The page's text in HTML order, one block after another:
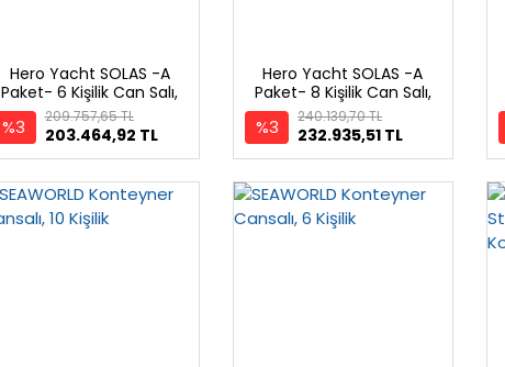
Hero Yacht SOLAS -A
Paket- 6 Kişilik Can Salı,
Konteyner
%3 203.464,92 TL
209.757,65 TL
Hero Yacht SOLAS -A
Paket- 8 Kişilik Can Salı,
Konteyner
%3 232.935,51 TL
240.139,70 TL